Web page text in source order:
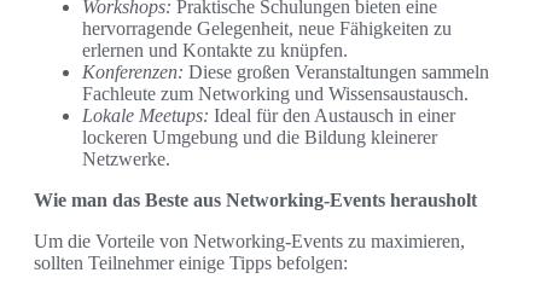
Workshops: Praktische Schulungen bieten eine
hervorragende Gelegenheit, neue Fähigkeiten zu
erlernen und Kontakte zu knüpfen.
Konferenzen: Diese großen Veranstaltungen sammeln
Fachleute zum Networking und Wissensaustausch.
Lokale Meetups: Ideal für den Austausch in einer
lockeren Umgebung und die Bildung kleinerer
Netzwerke.
Wie man das Beste aus Networking-Events herausholt
Um die Vorteile von Networking-Events zu maximieren,
sollten Teilnehmer einige Tipps befolgen: